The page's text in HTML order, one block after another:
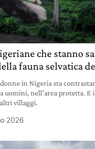
che stanno
fauna selvatica
in Nigeria sta
uomini, nell’area protetta. E
villaggi.
2026